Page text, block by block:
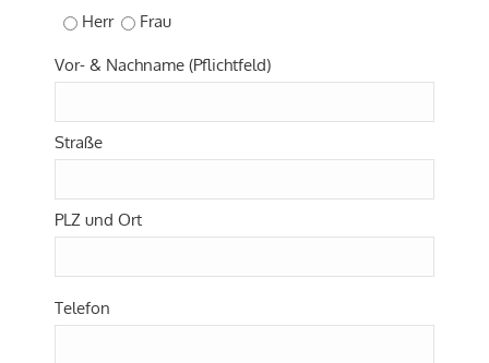
Herr
Frau
Vor- & Nachname (Pflichtfeld)
Straße
PLZ und Ort
Telefon